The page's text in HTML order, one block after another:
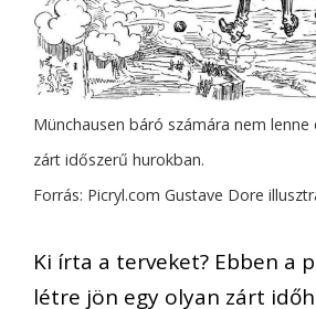
Münchausen báró számára nem
zárt időszerű hurokban.
Forrás: Picryl.com Gustave Dore
Ki írta a terveket? Ebben a
létre jön egy olyan zárt